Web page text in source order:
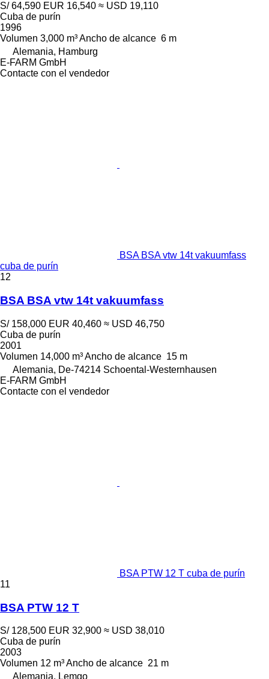
S/ 64,590 EUR 16,540 ≈ USD 19,110
Cuba de purín
1996
Volumen 3,000 m³Ancho de alcance 6 m
Alemania, Hamburg
E-FARM GmbH
Contacte con el vendedor
BSA BSA vtw 14t vakuumfass
cuba de purín
12
BSA BSA vtw 14t vakuumfass
S/ 158,000 EUR 40,460 ≈ USD 46,750
Cuba de purín
2001
Volumen 14,000 m³Ancho de alcance 15 m
Alemania, De-74214 Schoental-Westernhausen
E-FARM GmbH
Contacte con el vendedor
BSA PTW 12 T cuba de purín
11
BSA PTW 12 T
S/ 128,500 EUR 32,900 ≈ USD 38,010
Cuba de purín
2003
Volumen 12 m³Ancho de alcance 21 m
Alemania, Lemgo